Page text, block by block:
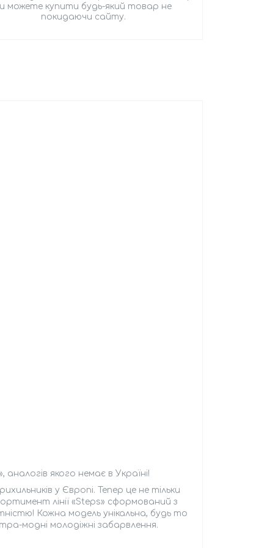
можете купити будь-який товар не
покидаючи сайту.
якого немає в Україні!
у Європі. Тепер це не тільки
лінії «Steps» сформований з
Кожна модель унікальна, будь то
модні молодіжні забарвлення.